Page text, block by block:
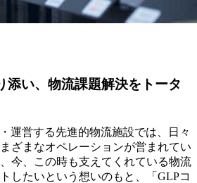
添い、物流課題解決をトータ
運営する先進的物流施設では、⽇々
ざまなオペレーションが営まれてい
今、この時も⽀えてくれている物流
したいという想いのもと、「GLPコ